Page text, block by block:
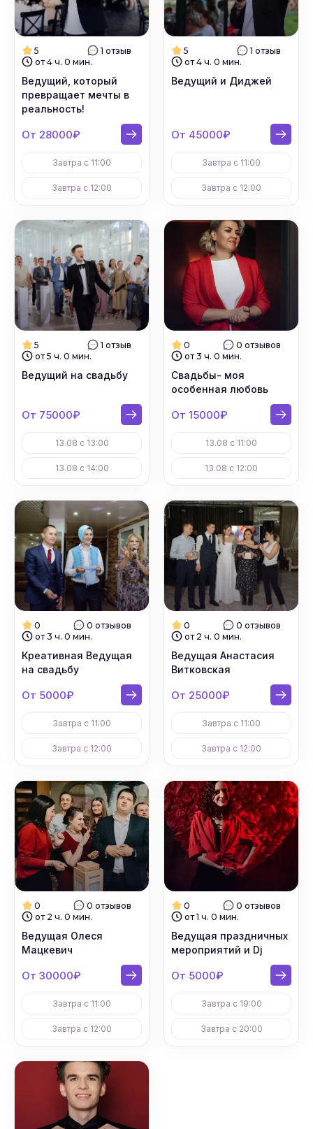
5
1 отзыв
от 4 ч. 0 мин.
Ведущий, который
превращает мечты в
реальность!
От 28000₽
Завтра с 11:00
Завтра с 12:00
5
1 отзыв
от 4 ч. 0 мин.
Ведущий и Диджей
От 45000₽
Завтра с 11:00
Завтра с 12:00
5
1 отзыв
от 5 ч. 0 мин.
Ведущий на свадьбу
От 75000₽
13.08 с 13:00
13.08 с 14:00
0
0 отзывов
от 3 ч. 0 мин.
Свадьбы- моя
особенная любовь
От 15000₽
13.08 с 11:00
13.08 с 12:00
0
0 отзывов
от 3 ч. 0 мин.
Креативная Ведущая
на свадьбу
От 5000₽
Завтра с 11:00
Завтра с 12:00
0
0 отзывов
от 2 ч. 0 мин.
Ведущая Анастасия
Витковская
От 25000₽
Завтра с 11:00
Завтра с 12:00
0
0 отзывов
от 2 ч. 0 мин.
Ведущая Олеся
Мацкевич
От 30000₽
Завтра с 11:00
Завтра с 12:00
0
0 отзывов
от 1 ч. 0 мин.
Ведущая праздничных
мероприятий и Dj
От 5000₽
Завтра с 19:00
Завтра с 20:00